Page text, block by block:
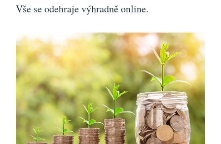
Vše se odehraje výhradně online.